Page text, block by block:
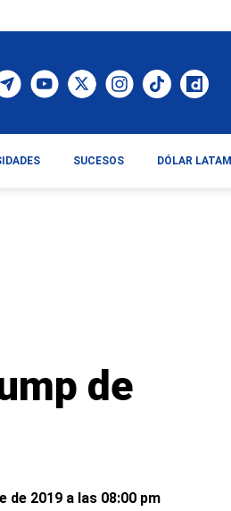
de
de 2019 a las 08:00 pm
SUCESOS DÓLAR LATAM